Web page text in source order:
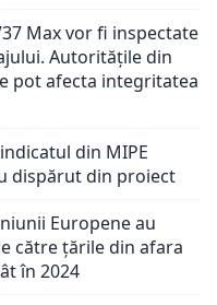
Max vor fi inspectate
Autoritățile din
pot afecta integritatea
din MIPE
dispărut din proiect
Europene au
către țările din afara
în 2024